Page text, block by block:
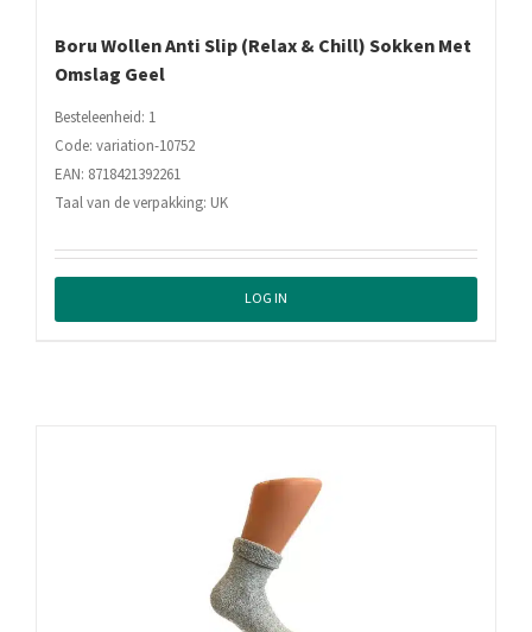
Boru Wollen Anti Slip (Relax & Chill) Sokken Met
Omslag Geel
Besteleenheid: 1
Code: variation-10752
EAN: 8718421392261
Taal van de verpakking: UK
LOG IN